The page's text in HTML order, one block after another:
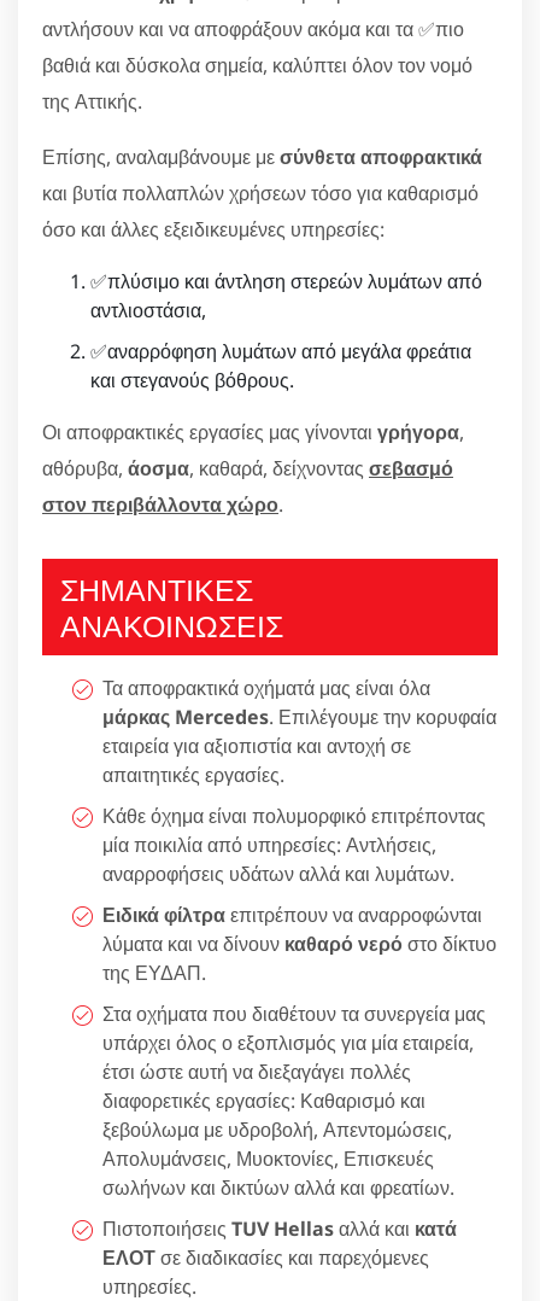
αντλήσουν και να αποφράξουν ακόμα και τα ✅πιο
βαθιά και δύσκολα σημεία, καλύπτει όλον τον νομό
της Αττικής.
Επίσης, αναλαμβάνουμε μεσύνθετα αποφρακτικά
και βυτία πολλαπλών χρήσεων τόσο για καθαρισμό
όσο και άλλες εξειδικευμένες υπηρεσίες:
✅πλύσιμο και άντληση στερεών λυμάτων από
αντλιοστάσια,
✅αναρρόφηση λυμάτων από μεγάλα φρεάτια
και στεγανούς βόθρους.
Οι αποφρακτικές εργασίες μας γίνονται γρήγορα,
αθόρυβα, άοσμα, καθαρά, δείχνοντας σεβασμό
στον περιβάλλοντα χώρο.
ΣΗΜΑΝΤΙΚΕΣ
ΑΝΑΚΟΙΝΩΣΕΙΣ
Τα αποφρακτικά οχήματά μας είναι όλα
μάρκας Mercedes. Επιλέγουμε την κορυφαία
εταιρεία για αξιοπιστία και αντοχή σε
απαιτητικές εργασίες.
Κάθε όχημα είναι πολυμορφικό επιτρέποντας
μία ποικιλία από υπηρεσίες: Αντλήσεις,
αναρροφήσεις υδάτων αλλά και λυμάτων.
Ειδικά φίλτραεπιτρέπουν να αναρροφώνται
λύματα και να δίνουν καθαρό νερόστο δίκτυο
της ΕΥΔΑΠ.
Στα οχήματα που διαθέτουν τα συνεργεία μας
υπάρχει όλος ο εξοπλισμός για μία εταιρεία,
έτσι ώστε αυτή να διεξαγάγει πολλές
διαφορετικές εργασίες: Καθαρισμό και
ξεβούλωμα με υδροβολή, Απεντομώσεις,
Απολυμάνσεις, Μυοκτονίες, Επισκευές
σωλήνων και δικτύων αλλά και φρεατίων.
Πιστοποιήσεις TUV Hellasαλλά και κατά
ΕΛΟΤσε διαδικασίες και παρεχόμενες
υπηρεσίες.